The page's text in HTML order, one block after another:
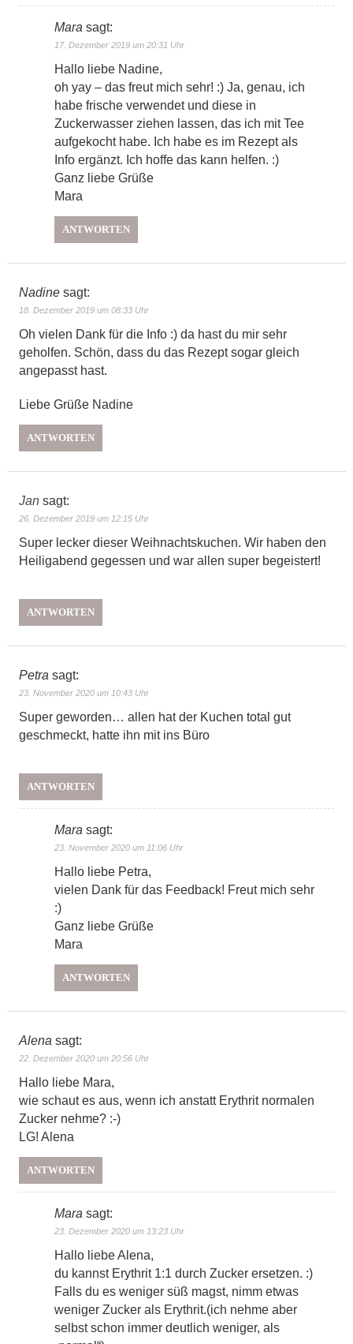
Mara sagt:
17. Dezember 2019 um 20:31 Uhr
Hallo liebe Nadine,
oh yay – das freut mich sehr! :) Ja, genau, ich
habe frische verwendet und diese in
Zuckerwasser ziehen lassen, das ich mit Tee
aufgekocht habe. Ich habe es im Rezept als
Info ergänzt. Ich hoffe das kann helfen. :)
Ganz liebe Grüße
Mara
ANTWORTEN
Nadine sagt:
18. Dezember 2019 um 08:33 Uhr
Oh vielen Dank für die Info :) da hast du mir sehr
geholfen. Schön, dass du das Rezept sogar gleich
angepasst hast.
Liebe Grüße Nadine
ANTWORTEN
Jan sagt:
26. Dezember 2019 um 12:15 Uhr
Super lecker dieser Weihnachtskuchen. Wir haben den
Heiligabend gegessen und war allen super begeistert!
ANTWORTEN
Petra sagt:
23. November 2020 um 10:43 Uhr
Super geworden… allen hat der Kuchen total gut
geschmeckt, hatte ihn mit ins Büro
ANTWORTEN
Mara sagt:
23. November 2020 um 11:06 Uhr
Hallo liebe Petra,
vielen Dank für das Feedback! Freut mich sehr
:)
Ganz liebe Grüße
Mara
ANTWORTEN
Alena sagt:
22. Dezember 2020 um 20:56 Uhr
Hallo liebe Mara,
wie schaut es aus, wenn ich anstatt Erythrit normalen
Zucker nehme? :-)
LG! Alena
ANTWORTEN
Mara sagt:
23. Dezember 2020 um 13:23 Uhr
Hallo liebe Alena,
du kannst Erythrit 1:1 durch Zucker ersetzen. :)
Falls du es weniger süß magst, nimm etwas
weniger Zucker als Erythrit.(ich nehme aber
selbst schon immer deutlich weniger, als